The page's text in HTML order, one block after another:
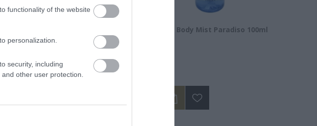
functionality of the website
personalization.
security, including
other user protection.
50ml
€
New Ways Body Mist Paradiso 100ml